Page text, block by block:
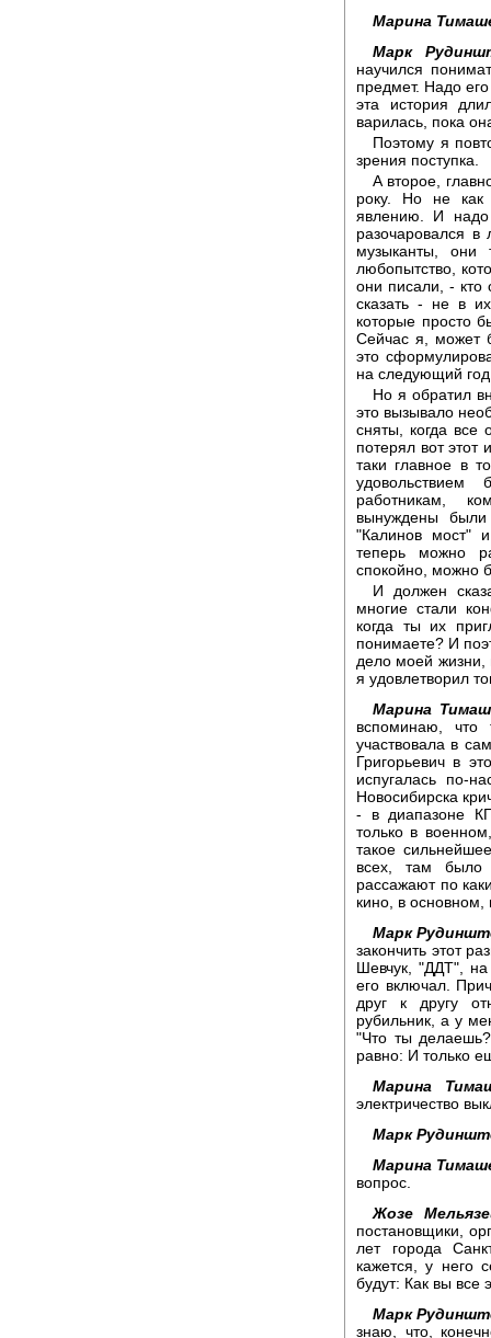
Марина
Марк
научился
предмет. Надо
эта история
варилась, пока
Поэтому я
зрения поступка.
А второе,
року. Но не как
явлению. И надо
разочаровался
музыканты, они
любопытство,
они писали, -
сказать - не в
которые просто
Сейчас я, может
это
на следующий
Но я обратил
это вызывало
сняты, когда
потерял вот этот
таки главное в
работникам,
вынуждены
"Калинов мост"
теперь можно
спокойно, можно
И должен
многие стали
когда ты их
понимаете? И
дело моей жизни,
я удовлетворил
Марина
вспоминаю, что
участвовала в
Григорьевич в
испугалась по-
Новосибирска
- в диапазоне
только в
такое
всех, там было
рассажают по
кино, в основном,
Марк
закончить этот
Шевчук, "ДДТ",
его включал.
друг к другу
рубильник, а у
"Что ты
равно: И только
Марина
электричество
Марк
Марина
вопрос.
Жозе
постановщики,
лет города
кажется, у него
будут: Как вы все
Марк
знаю, что,